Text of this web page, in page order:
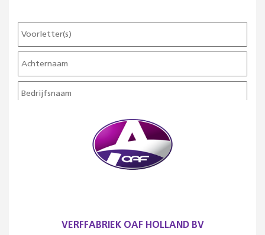
VERFFABRIEK OAF HOLLAND BV